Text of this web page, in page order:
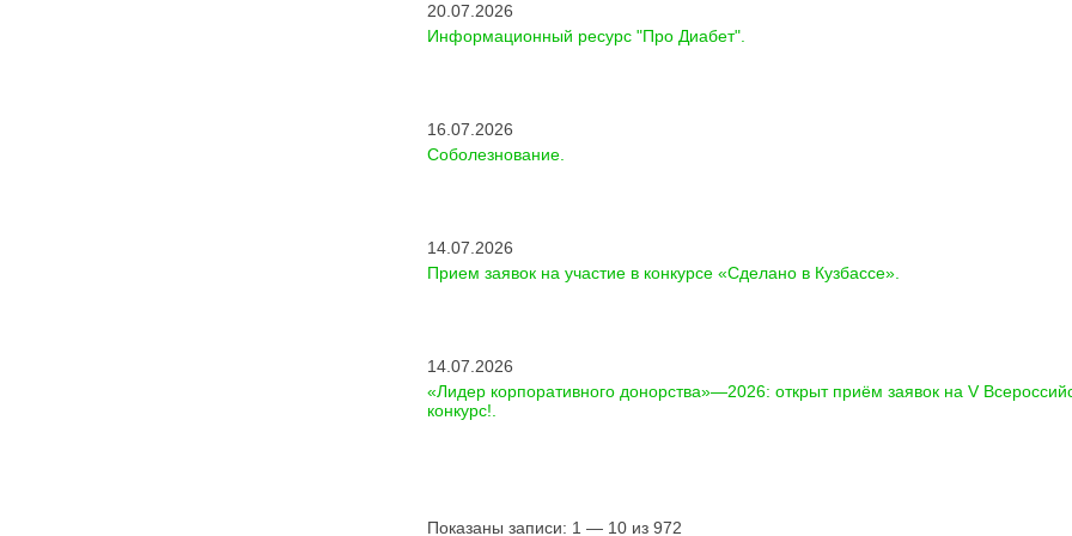
20.07.2026
Информационный ресурс "Про Диабет".
16.07.2026
Соболезнование.
14.07.2026
Прием заявок на участие в конкурсе «Сделано в Кузбассе».
14.07.2026
«Лидер корпоративного донорства»—2026: открыт приём заявок на V
конкурс!.
Показаны записи: 1 — 10 из 972